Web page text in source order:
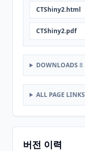
CTShiny2.html
CTShiny2.pdf
DOWNLOADS 8
ALL PAGE LINKS
버전 이력